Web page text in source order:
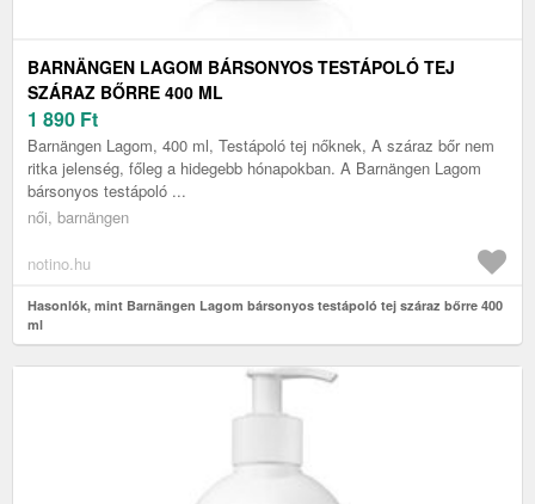
BARNÄNGEN LAGOM BÁRSONYOS TESTÁPOLÓ TEJ
SZÁRAZ BŐRRE 400 ML
1 890 Ft
Barnängen Lagom, 400 ml, Testápoló tej nőknek, A száraz bőr nem
ritka jelenség, főleg a hidegebb hónapokban. A Barnängen Lagom
bársonyos testápoló ...
női, barnängen
notino.hu
Hasonlók, mint Barnängen Lagom bársonyos testápoló tej száraz bőrre 400
ml